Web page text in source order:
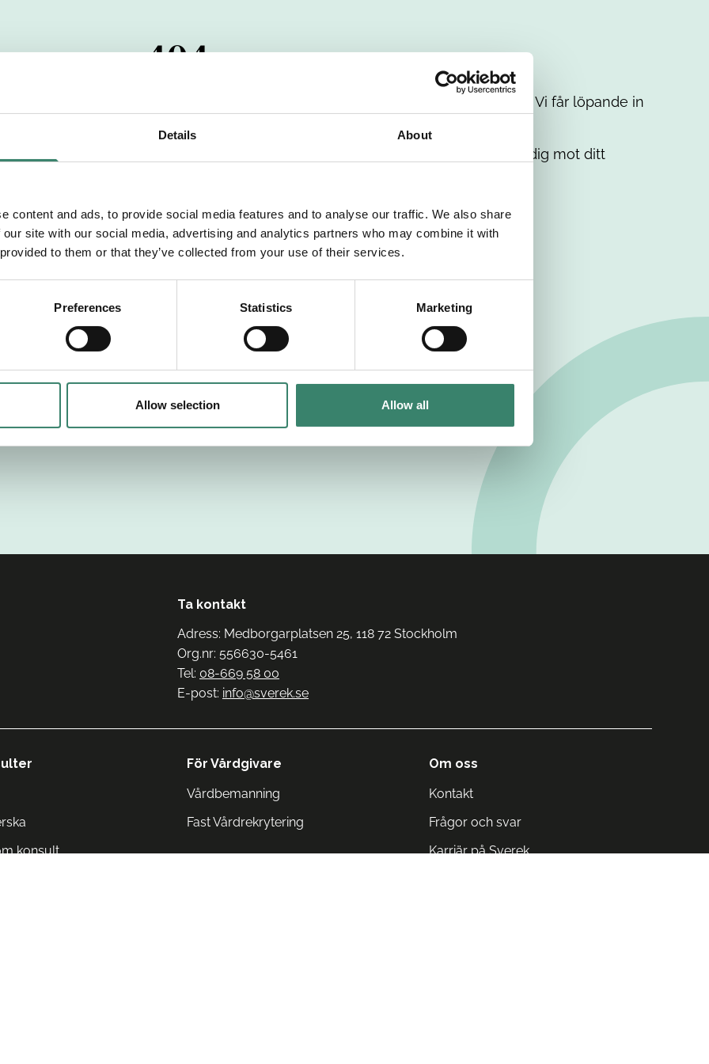
Details About
content and ads, to provide social media features and to analyse our traffic. We also share
site with our social media, advertising and analytics partners who may combine it with
to them or that they’ve collected from your use of their services.
Preferences Statistics Marketing
Allow selection Allow all
404
har passerats. Vi uppskattar verkligen ditt intresse. Misströsta inte. Vi får löpande in
dig med mer information om våra aktuella uppdrag. Tillsammans matchar vi dig mot ditt
Tillbaka till Sverek
Ta kontakt
Adress: Medborgarplatsen 25, 118 72 Stockholm
Org.nr: 556630-5461
Tel: 08-669 58 00
E-post: info@sverek.se
konsult
För Vårdgivare
Vårdbemanning
Fast Vårdrekrytering
Om oss
Kontakt
Frågor och svar
Karriär på Sverek